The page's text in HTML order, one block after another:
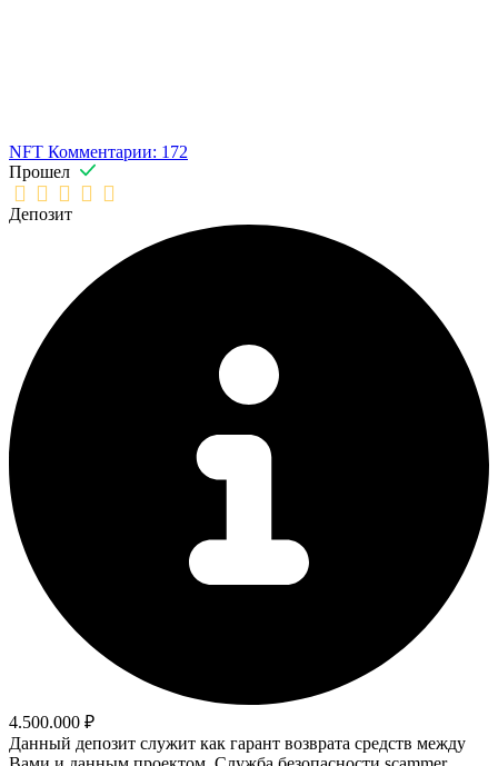
NFT Комментарии: 172
Прошел
Депозит
4.500.000 ₽
Данный депозит служит как гарант возврата средств между